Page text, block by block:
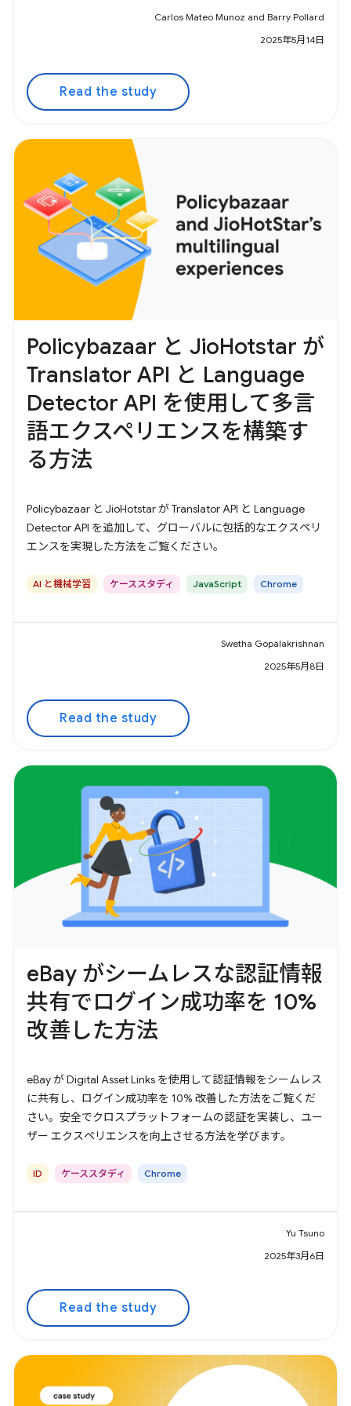
Carlos Mateo Munoz and Barry Pollard
2025年5月14日
Read the study
Policybazaar と JioHotstar が
Translator API と Language
Detector API を使用して多言
語エクスペリエンスを構築す
る方法
Policybazaar と JioHotstar が Translator API と Language
Detector API を追加して、グローバルに包括的なエクスペリ
エンスを実現した方法をご覧ください。
AI と機械学習 ケーススタディ JavaScript Chrome
Swetha Gopalakrishnan
2025年5月8日
Read the study
eBay がシームレスな認証情報
共有でログイン成功率を 10%
改善した方法
eBay が Digital Asset Links を使用して認証情報をシームレス
に共有し、ログイン成功率を 10% 改善した方法をご覧くだ
さい。安全でクロスプラットフォームの認証を実装し、ユー
ザー エクスペリエンスを向上させる方法を学びます。
ID ケーススタディ Chrome
Yu Tsuno
2025年3月6日
Read the study